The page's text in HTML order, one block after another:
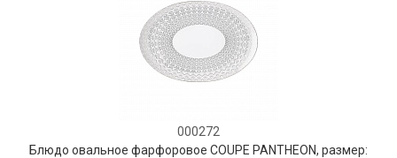
000272
Блюдо овальное фарфоровое COUPE PANTHEON, размер: